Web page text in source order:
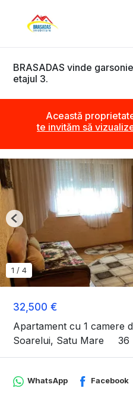
BRASADAS vinde
etajul 3.
Această
te invităm să
32,500 €
Apartament cu 1 camere
Soarelui, Satu Mare
36
1 / 4
Previous
WhatsApp Facebook